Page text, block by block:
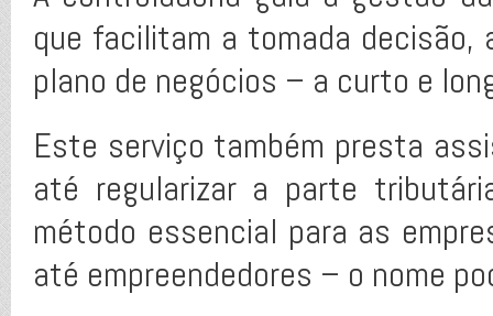
que facilitam a tomada decisão,
plano de negócios – a curto e
Este serviço também presta
até regularizar a parte
método essencial para as
até empreendedores – o nome